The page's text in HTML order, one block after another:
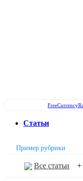
Cтатьи
Пример рубрики
Все статьи +